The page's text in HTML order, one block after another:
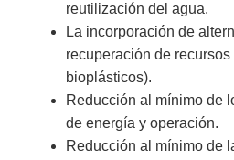
reutilización del agua.
La incorporación de
recuperación de
bioplásticos).
Reducción al mínimo de
de energía y operación.
Reducción al mínimo de